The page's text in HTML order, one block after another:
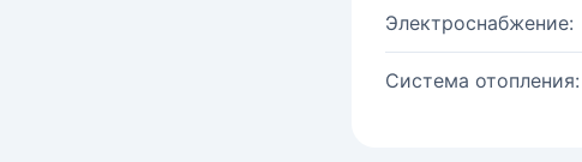
Электроснабжение:
Система отопления: